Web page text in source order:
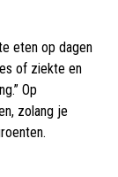
eten op dagen
of ziekte en
Op
zolang je